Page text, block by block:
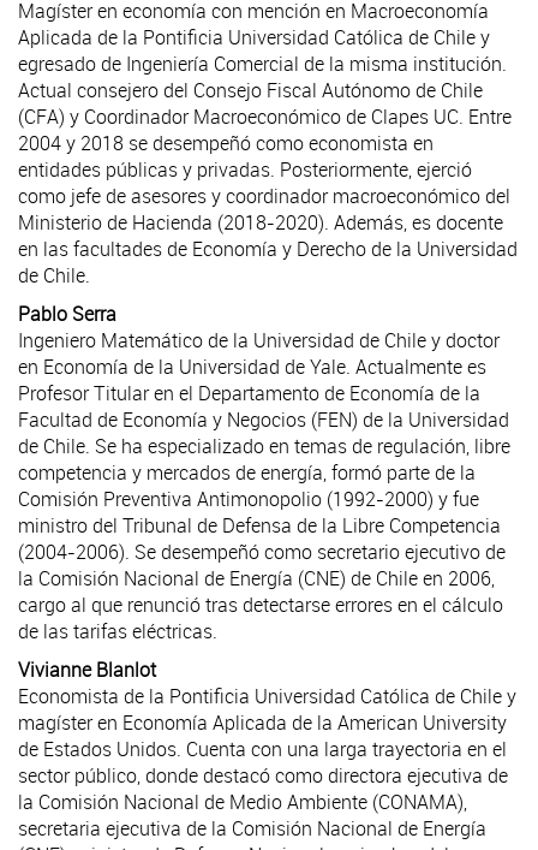
Magíster en economía con mención en Macroeconomía
Aplicada de la Pontificia Universidad Católica de Chile y
egresado de Ingeniería Comercial de la misma institución.
Actual consejero del Consejo Fiscal Autónomo de Chile
(CFA) y Coordinador Macroeconómico de Clapes UC. Entre
2004 y 2018 se desempeñó como economista en
entidades públicas y privadas. Posteriormente, ejerció
como jefe de asesores y coordinador macroeconómico del
Ministerio de Hacienda (2018-2020). Además, es docente
en las facultades de Economía y Derecho de la Universidad
de Chile.
Pablo Serra
Ingeniero Matemático de la Universidad de Chile y doctor
en Economía de la Universidad de Yale. Actualmente es
Profesor Titular en el Departamento de Economía de la
Facultad de Economía y Negocios (FEN) de la Universidad
de Chile. Se ha especializado en temas de regulación, libre
competencia y mercados de energía, formó parte de la
Comisión Preventiva Antimonopolio (1992-2000) y fue
ministro del Tribunal de Defensa de la Libre Competencia
(2004-2006). Se desempeñó como secretario ejecutivo de
la Comisión Nacional de Energía (CNE) de Chile en 2006,
cargo al que renunció tras detectarse errores en el cálculo
de las tarifas eléctricas.
Vivianne Blanlot
Economista de la Pontificia Universidad Católica de Chile y
magíster en Economía Aplicada de la American University
de Estados Unidos. Cuenta con una larga trayectoria en el
sector público, donde destacó como directora ejecutiva de
la Comisión Nacional de Medio Ambiente (CONAMA),
secretaria ejecutiva de la Comisión Nacional de Energía